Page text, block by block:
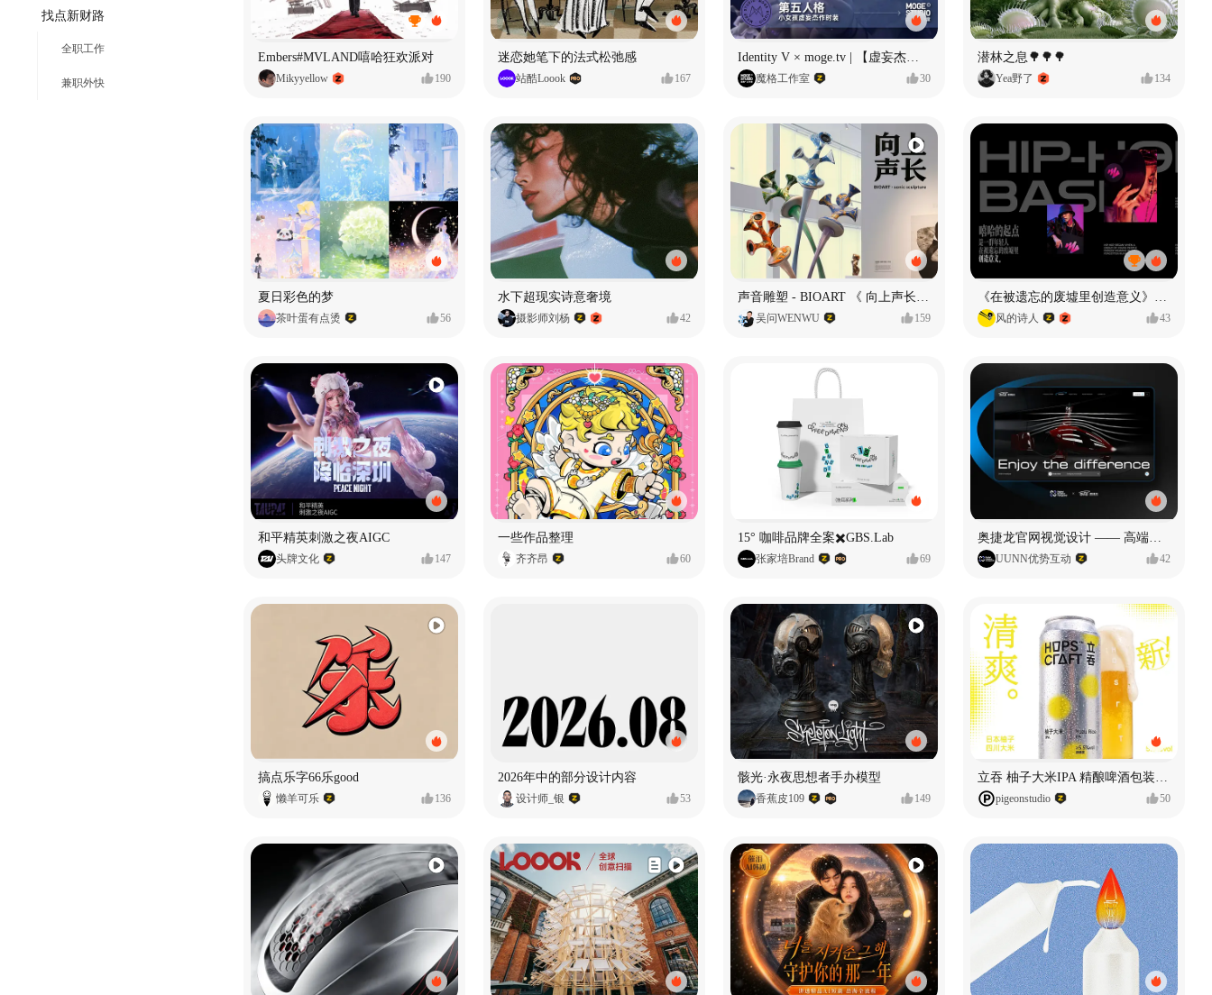
找点新财路
全职工作
兼职外快
Embers#MVLAND嘻哈狂欢派对
Mikyyellow 190
迷恋她笔下的法式松弛感
站酷Loook 167 魔格工作室 30
潜林之息🌳🌳🌳
Yea野了 134
夏日彩色的梦
茶叶蛋有点烫 56
水下超现实诗意奢境
摄影师刘杨 42
声音雕塑 - BIOART 《 向上声长 》
吴问WENWU 159
《在被遗忘的废墟里创造意义》#MVLAND嘻哈狂欢派对
风的诗人 43
和平精英刺激之夜AIGC
头牌文化 147
一些作品整理
齐齐昂 60
15° 咖啡品牌全案✖️GBS.Lab
张家培Brand 69 UUNN优势互动 42
搞点乐字66乐good
懒羊可乐 136
2026年中的部分设计内容
设计师_银 53
骸光·永夜思想者手办模型
香蕉皮109 149
立吞 柚子大米IPA 精酿啤酒包装设计
pigeonstudio 50